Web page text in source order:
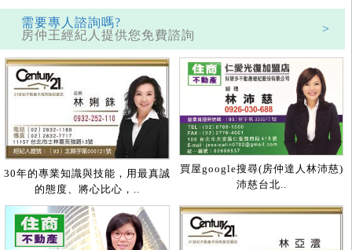
需要專人諮詢嗎?
房仲王經紀人提供您免費諮詢
>
30年的專業知識與技能，用最真誠
的態度、將心比心，..
買屋google搜尋(房仲達人林沛慈)
沛慈台北..